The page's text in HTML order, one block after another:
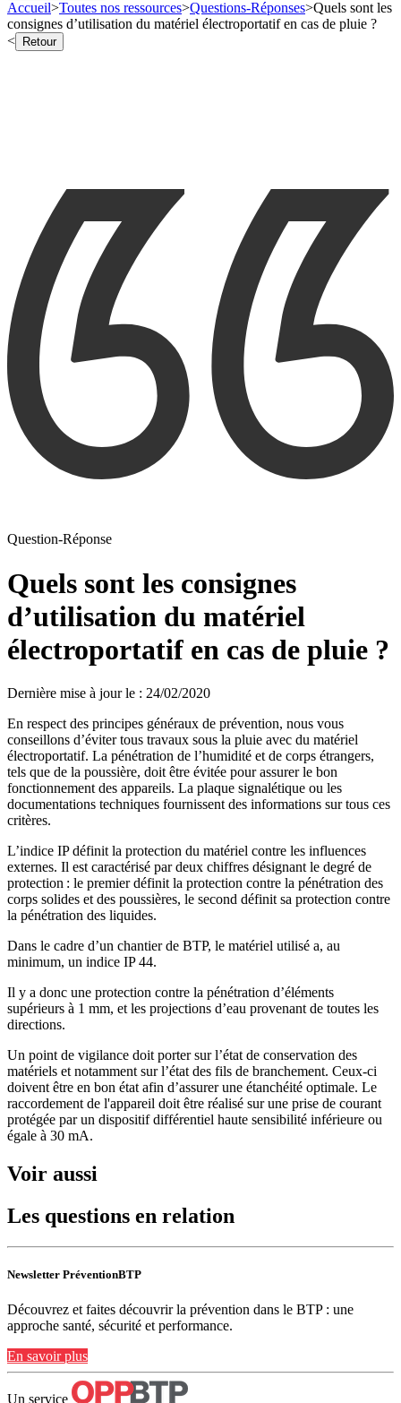
Accueil>Toutes nos ressources>Questions-Réponses>Quels sont les
consignes d’utilisation du matériel électroportatif en cas de pluie ?
<
Retour
Question-Réponse
Quels sont les consignes
d’utilisation du matériel
électroportatif en cas de pluie ?
Dernière mise à jour le : 24/02/2020
En respect des principes généraux de prévention, nous vous
conseillons d’éviter tous travaux sous la pluie avec du matériel
électroportatif. La pénétration de l’humidité et de corps étrangers,
tels que de la poussière, doit être évitée pour assurer le bon
fonctionnement des appareils. La plaque signalétique ou les
documentations techniques fournissent des informations sur tous ces
critères.
L’indice IP définit la protection du matériel contre les influences
externes. Il est caractérisé par deux chiffres désignant le degré de
protection : le premier définit la protection contre la pénétration des
corps solides et des poussières, le second définit sa protection contre
la pénétration des liquides.
Dans le cadre d’un chantier de BTP, le matériel utilisé a, au
minimum, un indice IP 44.
Il y a donc une protection contre la pénétration d’éléments
supérieurs à 1 mm, et les projections d’eau provenant de toutes les
directions.
Un point de vigilance doit porter sur l’état de conservation des
matériels et notamment sur l’état des fils de branchement. Ceux-ci
doivent être en bon état afin d’assurer une étanchéité optimale. Le
raccordement de l'appareil doit être réalisé sur une prise de courant
protégée par un dispositif différentiel haute sensibilité inférieure ou
égale à 30 mA.
Voir aussi
Les questions en relation
Newsletter PréventionBTP
Découvrez et faites découvrir la prévention dans le BTP : une
approche santé, sécurité et performance.
En savoir plus
Un service